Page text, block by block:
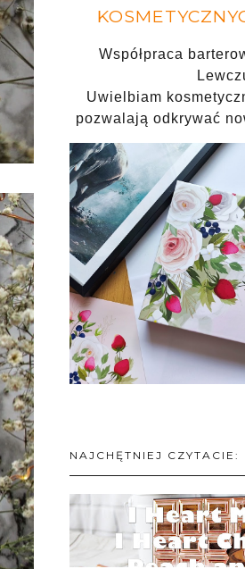
Współpraca
Uwielbiam
pozwalają odkrywać
NAJCHĘTNIEJ CZYTACIE: